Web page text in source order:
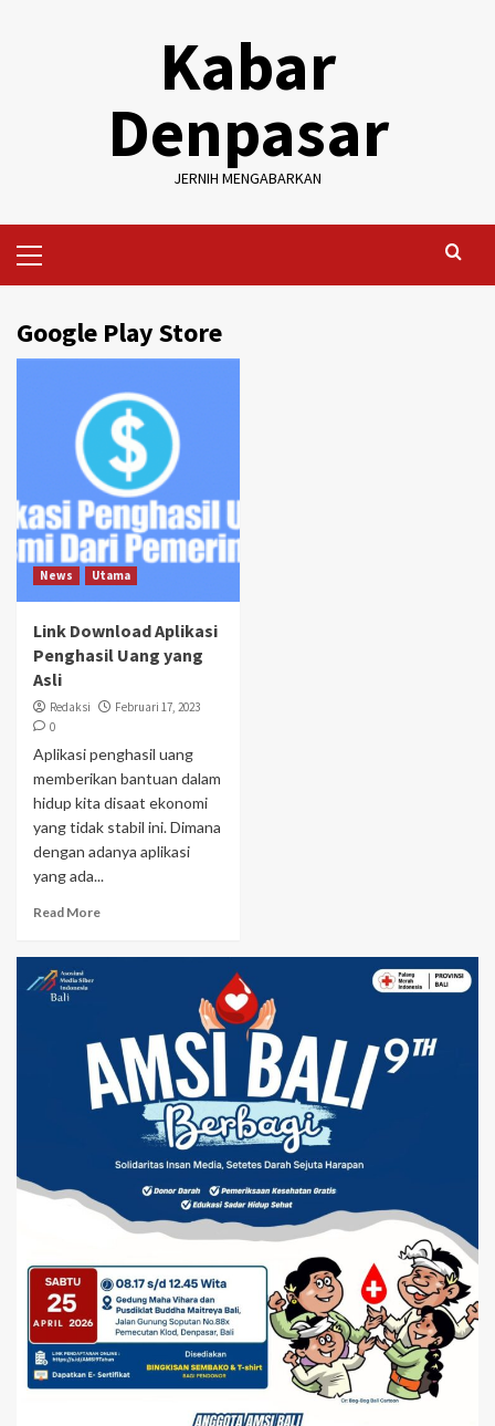
Kabar
Denpasar
JERNIH MENGABARKAN
Menu
Google Play Store
News Utama
Link Download Aplikasi
Penghasil Uang yang
Asli
Redaksi
Februari 17, 2023
0
Aplikasi penghasil uang
memberikan bantuan dalam
hidup kita disaat ekonomi
yang tidak stabil ini. Dimana
dengan adanya aplikasi
yang ada...
Read More